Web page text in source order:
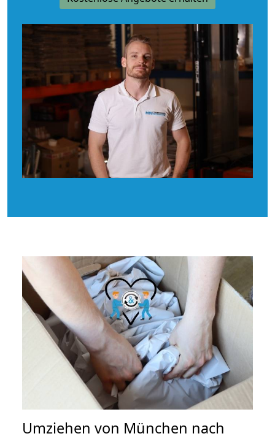
Umziehen von München nach